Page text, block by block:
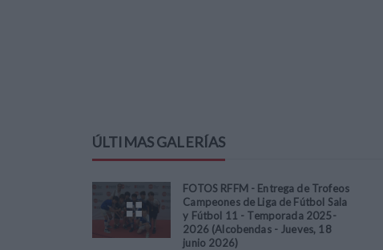
ÚLTIMAS GALERÍAS
FOTOS RFFM - Entrega de Trofeos
Campeones de Liga de Fútbol Sala
y Fútbol 11 - Temporada 2025-
2026 (Alcobendas - Jueves, 18
junio 2026)